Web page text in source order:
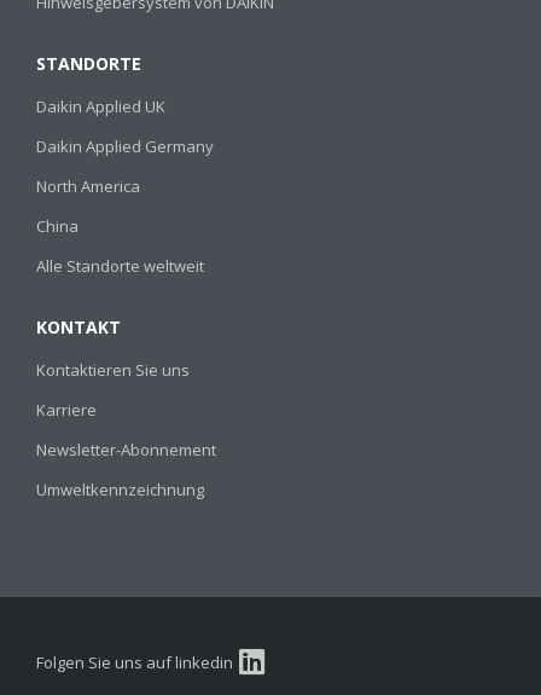
STANDORTE
Daikin Applied UK
Daikin Applied Germany
North America
China
Alle Standorte weltweit
KONTAKT
Kontaktieren Sie uns
Karriere
Newsletter-Abonnement
Umweltkennzeichnung
Folgen Sie uns auf linkedin